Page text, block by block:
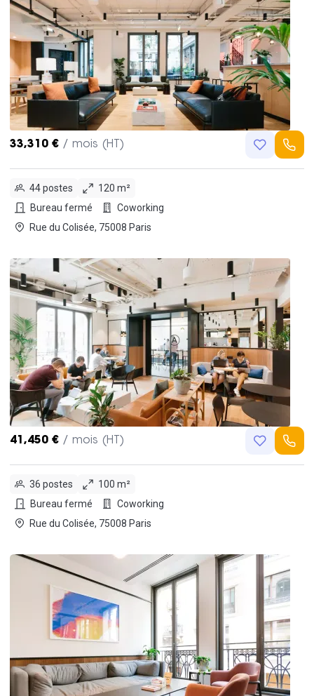
33,310 € / mois (HT)
44 postes
120 m²
Bureau fermé
Coworking
Rue du Colisée, 75008 Paris
41,450 € / mois (HT)
36 postes
100 m²
Bureau fermé
Coworking
Rue du Colisée, 75008 Paris